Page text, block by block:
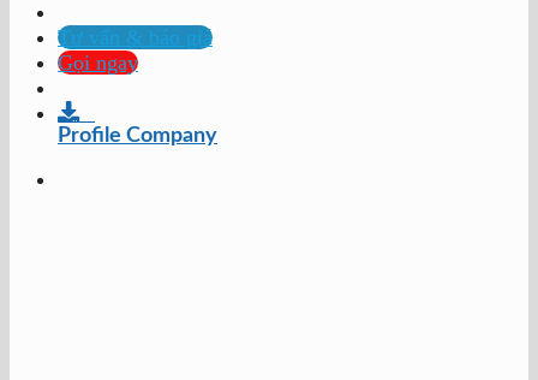
Tư vấn & báo giá
Gọi ngay
Profile Company